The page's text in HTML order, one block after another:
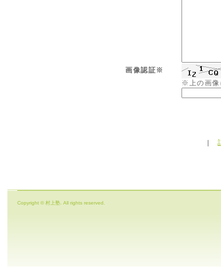
画像認証※
※上の画像
|
Copyright © 村上塾. All rights reserved.